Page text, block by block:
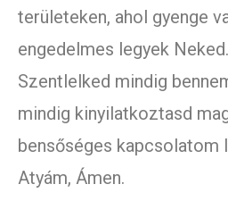
területeken, ahol gyenge
engedelmes legyek
Szentlelked mindig
mindig kinyilatkoztasd
bensőséges kapcsolatom
Atyám, Ámen.